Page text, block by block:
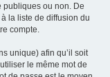
publiques ou non. De
la liste de diffusion du
compte.
unique) afin qu’il soit
le même mot de